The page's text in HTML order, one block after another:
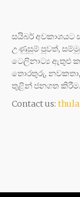
සයිබර් අවකාශයට
උණුසුම් පුවත්,
ටෙලිනාට්‍ය ඇතුළු
තොරතුරු,
තුළින් ජනගත කිරීම.
Contact us: